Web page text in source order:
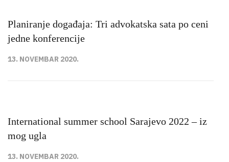
Planiranje događaja: Tri advokatska sata po ceni
jedne konferencije
13. NOVEMBAR 2020.
International summer school Sarajevo 2022 – iz
mog ugla
13. NOVEMBAR 2020.